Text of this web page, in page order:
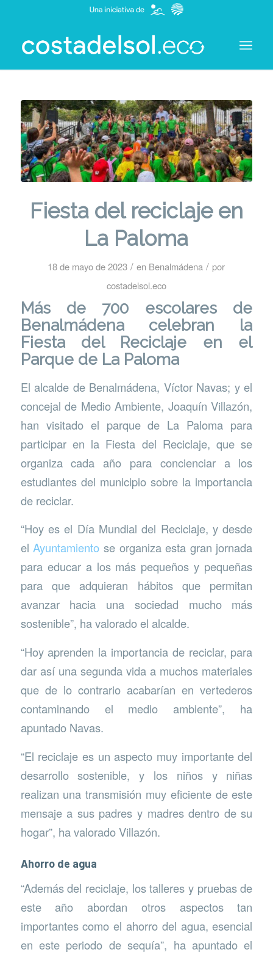
Fiesta del reciclaje en
La Paloma
18 de mayo de 2023 / en Benalmádena / por
costadelsol.eco
Más de 700 escolares de
Benalmádena celebran la
Fiesta del Reciclaje en el
Parque de La Paloma
El alcalde de Benalmádena, Víctor Navas; y el
concejal de Medio Ambiente, Joaquín Villazón,
han visitado el parque de La Paloma para
participar en la Fiesta del Reciclaje, que se
organiza cada año para concienciar a los
estudiantes del municipio sobre la importancia
de reciclar.
“Hoy es el Día Mundial del Reciclaje, y desde
elAyuntamiento se organiza esta gran jornada
para educar a los más pequeños y pequeñas
para que adquieran hábitos que permitan
avanzar hacia una sociedad mucho más
sostenible”, ha valorado el alcalde.
“Hoy aprenden la importancia de reciclar, para
dar así una segunda vida a muchos materiales
que de lo contrario acabarían en vertederos
contaminando el medio ambiente”, ha
apuntado Navas.
“El reciclaje es un aspecto muy importante del
desarrollo sostenible, y los niños y niñas
realizan una transmisión muy eficiente de este
mensaje a sus padres y madres dentro de su
hogar”, ha valorado Villazón.
Ahorro de agua
“Además del reciclaje, los talleres y pruebas de
este año abordan otros aspectos tan
importantes como el ahorro del agua, esencial
en este periodo de sequía”, ha apuntado el